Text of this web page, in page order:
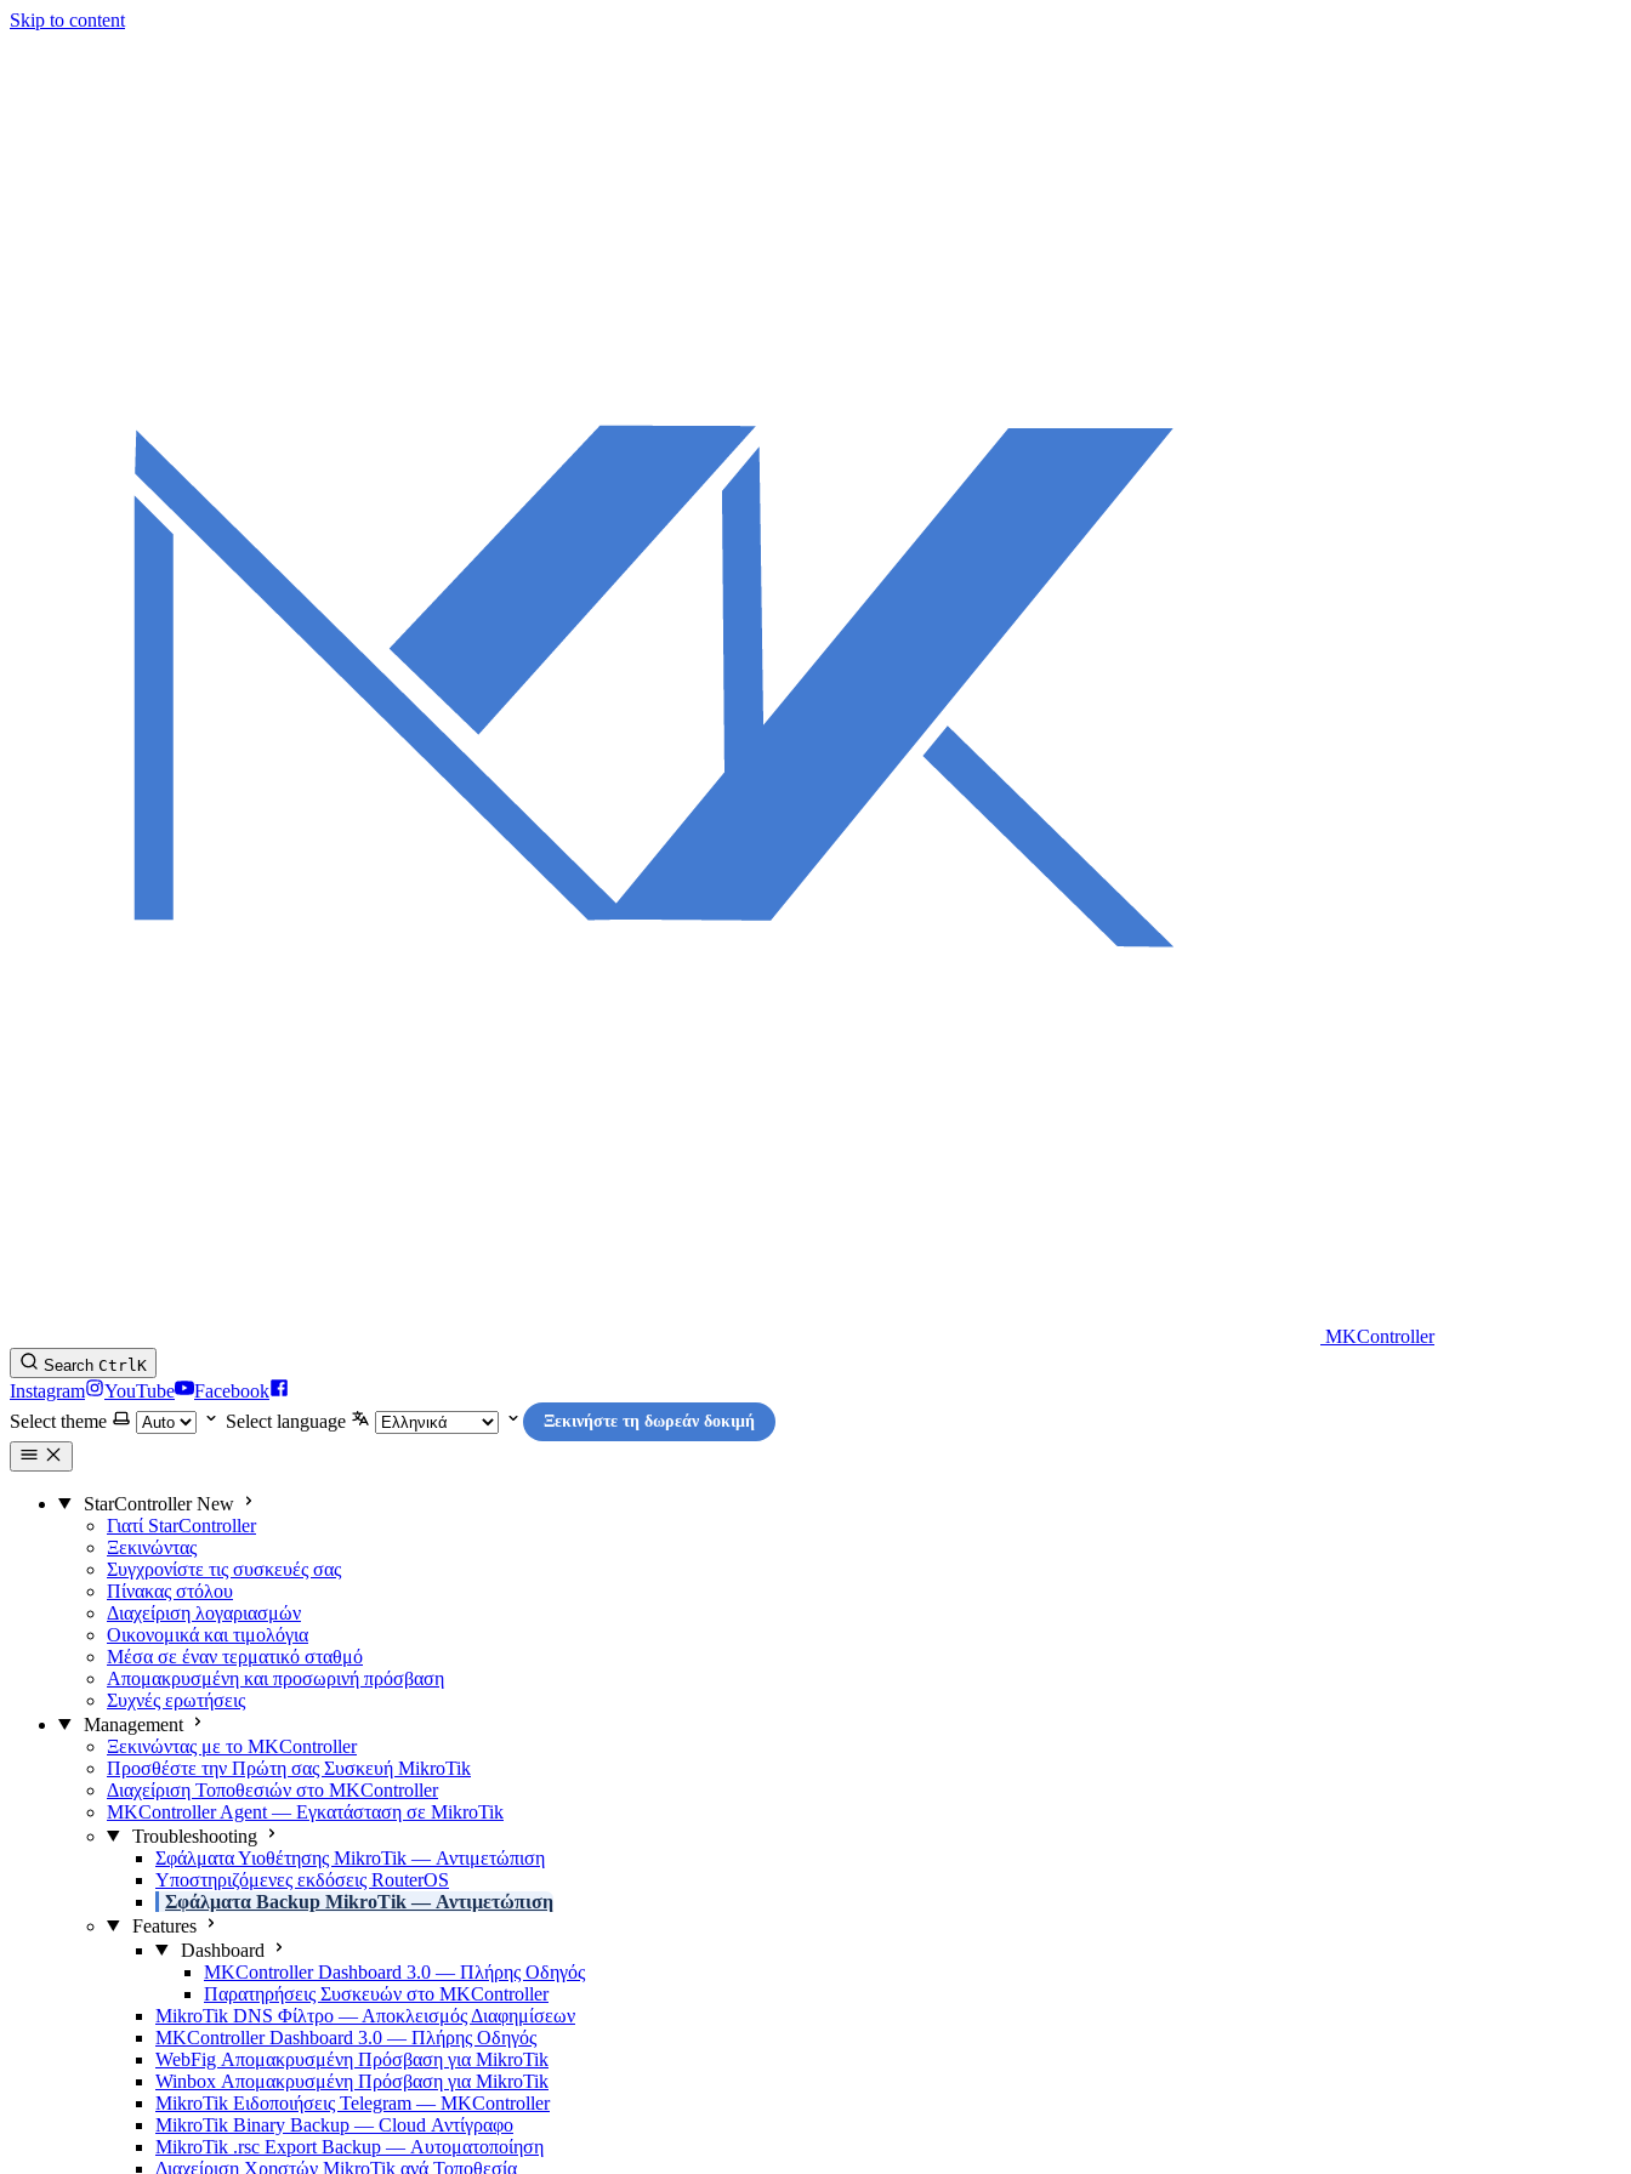
Skip to content
MKController
Search CtrlK
Instagram YouTube
Facebook
Select theme
Select language Ξεκινήστε τη δωρεάν δοκιμή
StarController New
Γιατί StarController
Ξεκινώντας
Συγχρονίστε τις συσκευές σας
Πίνακας στόλου
Διαχείριση λογαριασμών
Οικονομικά και τιμολόγια
Μέσα σε έναν τερματικό σταθμό
Απομακρυσμένη και προσωρινή πρόσβαση
Συχνές ερωτήσεις
Management
Ξεκινώντας με το MKController
Προσθέστε την Πρώτη σας Συσκευή MikroTik
Διαχείριση Τοποθεσιών στο MKController
MKController Agent — Εγκατάσταση σε MikroTik
Troubleshooting
Σφάλματα Υιοθέτησης MikroTik — Αντιμετώπιση
Υποστηριζόμενες εκδόσεις RouterOS
Σφάλματα Backup MikroTik — Αντιμετώπιση
Features
Dashboard
MKController Dashboard 3.0 — Πλήρης Οδηγός
Παρατηρήσεις Συσκευών στο MKController
MikroTik DNS Φίλτρο — Αποκλεισμός Διαφημίσεων
MKController Dashboard 3.0 — Πλήρης Οδηγός
WebFig Απομακρυσμένη Πρόσβαση για MikroTik
Winbox Απομακρυσμένη Πρόσβαση για MikroTik
MikroTik Ειδοποιήσεις Telegram — MKController
MikroTik Binary Backup — Cloud Αντίγραφο
MikroTik .rsc Export Backup — Αυτοματοποίηση
Διαχείριση Χρηστών MikroTik ανά Τοποθεσία